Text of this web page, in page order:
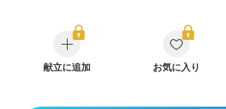
乳がん治療を終えた方・経過観察中の方など
飲み込みにくい
味の感じ方が変わった
産後（ミルク）
骨粗しょう症
献立に追加 お気に入り